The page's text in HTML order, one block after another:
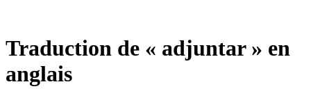
Traduction de « adjuntar » en
anglais